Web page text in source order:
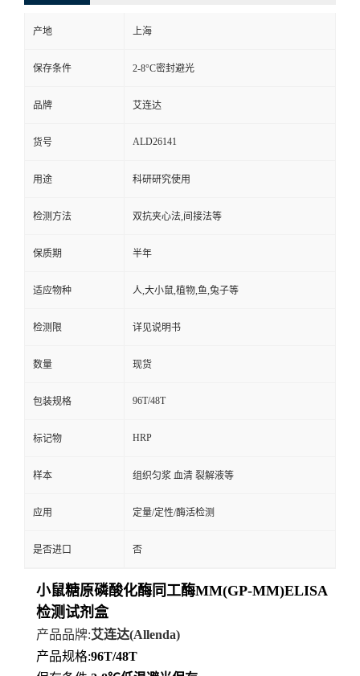
产地 上海
保存条件 2-8°C密封避光
品牌 艾连达
货号 ALD26141
用途 科研研究使用
检测方法 双抗夹心法,间接法等
保质期 半年
适应物种 人,大小鼠,植物,鱼,兔子等
检测限 详见说明书
数量 现货
包装规格 96T/48T
标记物 HRP
样本 组织匀浆 血清 裂解液等
应用 定量/定性/酶活检测
是否进口 否
小鼠糖原磷酸化酶同工酶MM(GP-MM)ELISA
检测试剂盒
产品品牌:艾连达(Allenda)
产品规格:96T/48T